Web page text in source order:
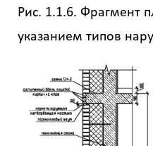
Рис. 1.1.6. Фрагмент
указанием типов